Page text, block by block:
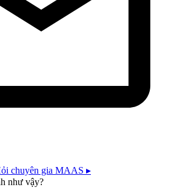
chuyên gia MAAS ▸
như vậy?